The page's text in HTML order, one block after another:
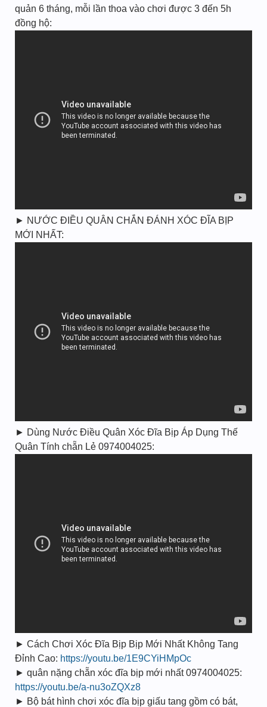
quản 6 tháng, mỗi lần thoa vào chơi được 3 đến 5h
đồng hộ:
► NƯỚC ĐIỀU QUÂN CHẮN ĐÁNH XÓC ĐĨA BỊP
MỚI NHẤT:
► Dùng Nước Điều Quân Xóc Đĩa Bịp Áp Dụng Thế
Quân Tính chẵn Lẻ 0974004025:
► Cách Chơi Xóc Đĩa Bịp Bịp Mới Nhất Không Tang
Đỉnh Cao: https://youtu.be/1E9CYiHMpOc
► quân nặng chẵn xóc đĩa bịp mới nhất 0974004025:
https://youtu.be/a-nu3oZQXz8
► Bộ bát hình chơi xóc đĩa bịp giấu tang gồm có bát,